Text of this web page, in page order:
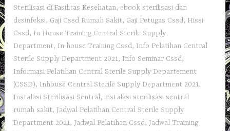
Sterilisasi di Fasilitas Kesehatan, ebook sterilisasi dan
desinfeksi, Gaji Cssd Rumah Sakit, Gaji Petugas Cssd, Hissi
Cssd, In House Training Central Sterile Supply
Department, In house Training Cssd, Info Pelatihan Central
Sterile Supply Department 2021, Info Seminar Cssd,
Informasi Pelatihan Central Sterile Supply Departement
(CSSD), Inhouse Central Sterile Supply Department 2021,
Instalasi Sterilisasi Sentral,instalasi sterilisasi sentral
rumah sakit, Jadwal Pelatihan Central Sterile Supply
Department 2021, Jadwal Pelatihan Cssd, Jadwal Training